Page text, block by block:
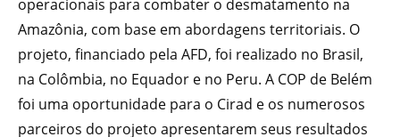
operacionais para combater o desmatamento na
Amazônia, com base em abordagens territoriais. O
projeto, financiado pela AFD, foi realizado no Brasil,
na Colômbia, no Equador e no Peru. A COP de Belém
foi uma oportunidade para o Cirad e os numerosos
parceiros do projeto apresentarem seus resultados